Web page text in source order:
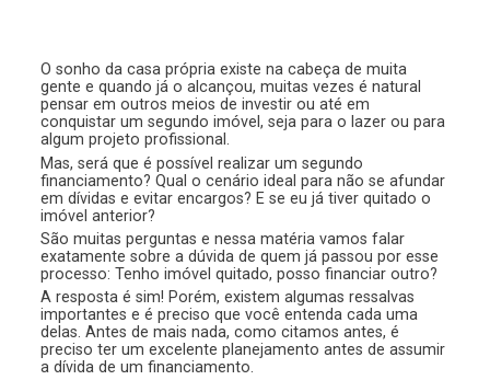
O sonho da casa própria existe na cabeça de muita
gente e quando já o alcançou, muitas vezes é natural
pensar em outros meios de investir ou até em
conquistar um segundo imóvel, seja para o lazer ou para
algum projeto profissional.
Mas, será que é possível realizar um segundo
financiamento? Qual o cenário ideal para não se afundar
em dívidas e evitar encargos? E se eu já tiver quitado o
imóvel anterior?
São muitas perguntas e nessa matéria vamos falar
exatamente sobre a dúvida de quem já passou por esse
processo: Tenho imóvel quitado, posso financiar outro?
A resposta é sim! Porém, existem algumas ressalvas
importantes e é preciso que você entenda cada uma
delas. Antes de mais nada, como citamos antes, é
preciso ter um excelente planejamento antes de assumir
a dívida de um financiamento.